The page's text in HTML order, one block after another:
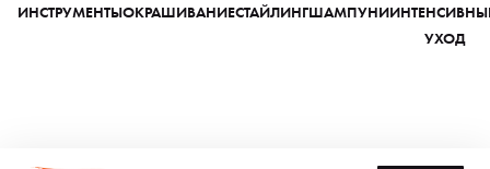
ИНСТРУМЕНТЫОКРАШИВАНИЕСТАЙЛИНГШАМПУНИ
УХОД